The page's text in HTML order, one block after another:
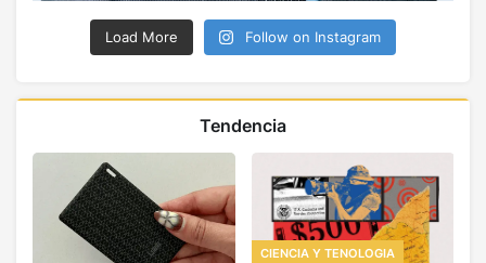
Load More Follow on Instagram
Tendencia
CIENCIA Y TENOLOGIA